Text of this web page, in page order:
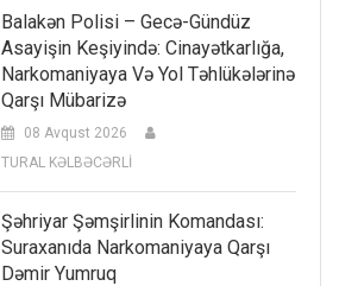
Balakən Polisi – Gecə-Gündüz
Asayişin Keşiyində: Cinayətkarlığa,
Narkomaniyaya Və Yol Təhlükələrinə
Qarşı Mübarizə
08 Avqust 2026
TURAL KƏLBƏCƏRLİ
Şəhriyar Şəmşirlinin Komandası:
Suraxanıda Narkomaniyaya Qarşı
Dəmir Yumruq